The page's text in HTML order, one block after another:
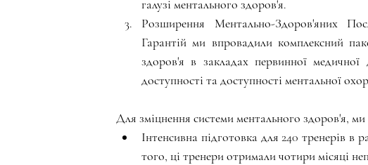
галузі ментального здоров'я.
Розширення Ментально-Здоров'яних
Гарантій ми впровадили комплексний
здоров'я в закладах первинної медичної
доступності та доступності ментальної
Для зміцнення системи ментального здоров'я, ми
Інтенсивна підготовка для 240 тренерів
того, ці тренери отримали чотири місяці